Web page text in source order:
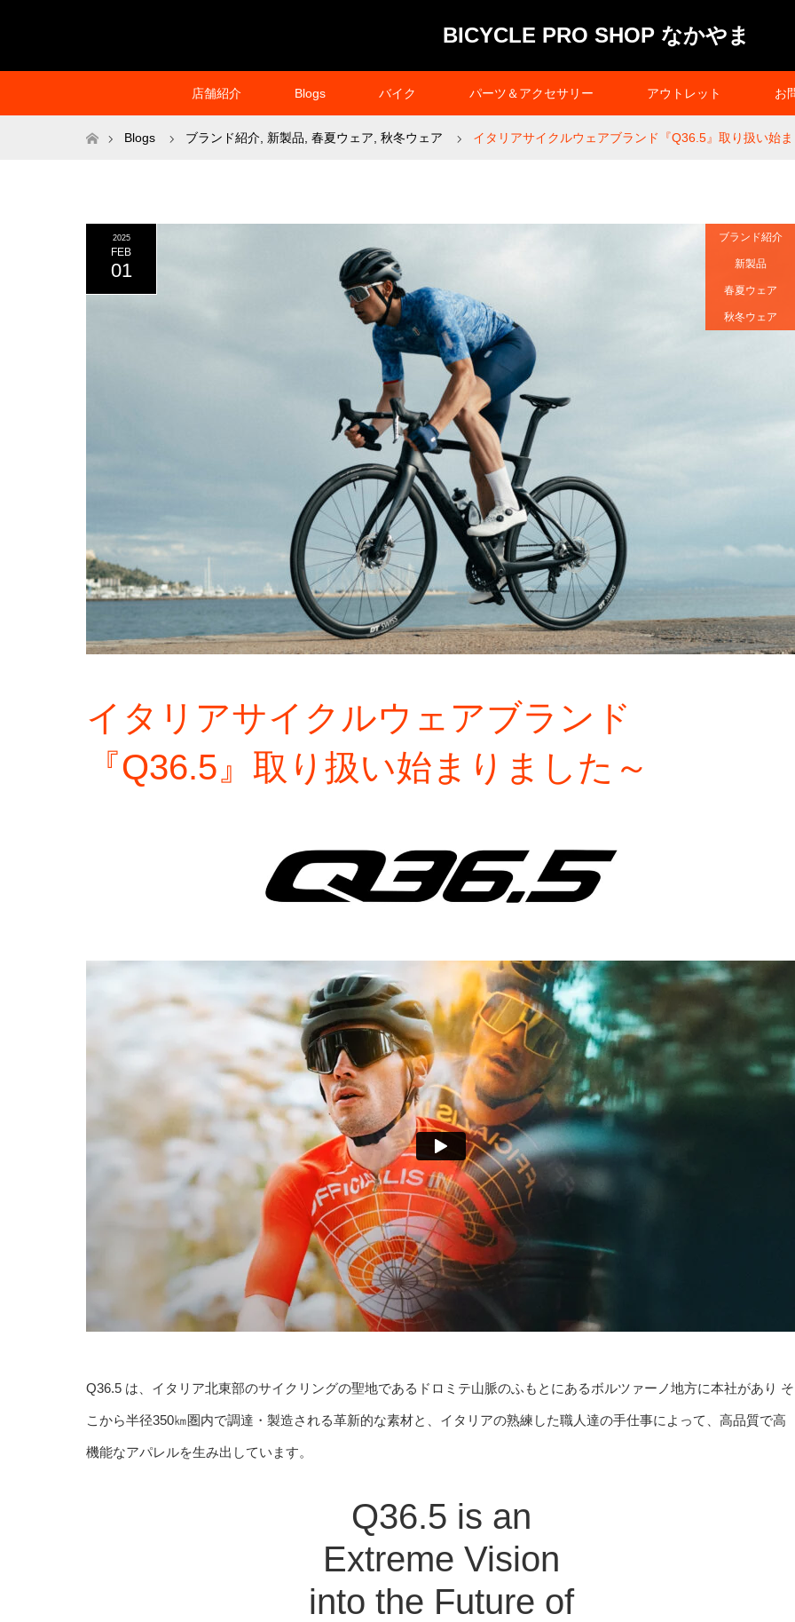
BICYCLE PRO SHOP なかやま
店舗紹介 Blogs バイク パーツ＆アクセサリー アウトレット お
ホームBlogs ブランド紹介 新製品 春夏ウェア 秋冬ウェア イタリアサイクルウェアブランド『Q36.5』取り扱い始
2025
FEB
01
ブランド紹介
新製品
春夏ウェア
秋冬ウェア
イタリアサイクルウェアブランド
『Q36.5』取り扱い始まりました～
Q36.5 は、イタリア北東部のサイクリングの聖地であるドロミテ山脈のふもとにあるボルツァーノ地方に本社があり そ
こから半径350㎞圏内で調達・製造される革新的な素材と、イタリアの熟練した職人達の手仕事によって、高品質で高
機能なアパレルを生み出しています。
Q36.5 is an
Extreme Vision
into the Future of